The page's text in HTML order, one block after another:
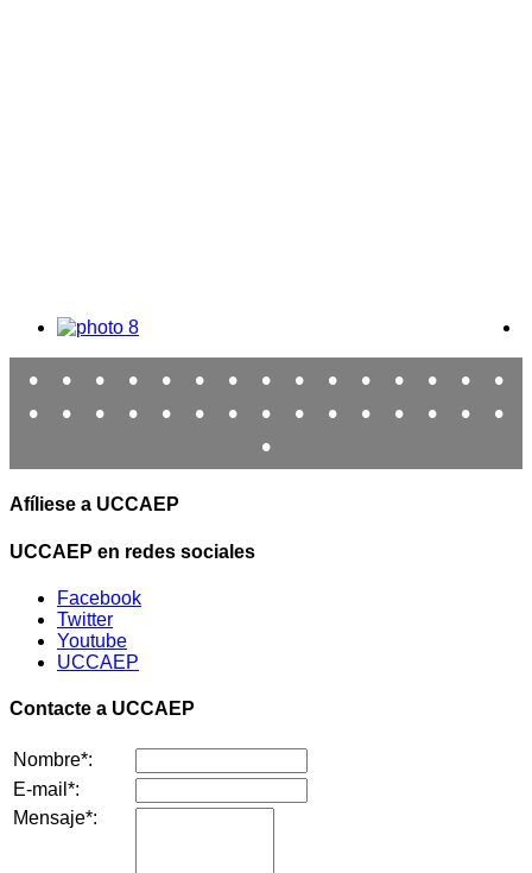
• • • • • • • • • • • • • •
•
•
• • • • • • • • • • • • •
•
•
Afíliese a UCCAEP
UCCAEP en redes sociales
Facebook
Twitter
Youtube
UCCAEP
Contacte a UCCAEP
Nombre*:
E-mail*:
Mensaje*: